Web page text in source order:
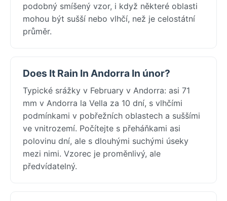
podobný smíšený vzor, i když některé oblasti
mohou být sušší nebo vlhčí, než je celostátní
průměr.
Does It Rain In Andorra In únor?
Typické srážky v February v Andorra: asi 71
mm v Andorra la Vella za 10 dní, s vlhčími
podmínkami v pobřežních oblastech a suššími
ve vnitrozemí. Počítejte s přeháňkami asi
polovinu dní, ale s dlouhými suchými úseky
mezi nimi. Vzorec je proměnlivý, ale
předvídatelný.